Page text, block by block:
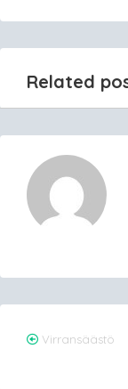
Related
Post
Virransäästö